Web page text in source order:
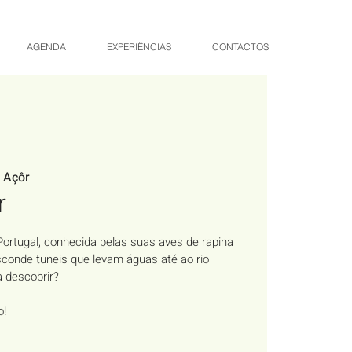
AGENDA EXPERIÊNCIAS CONTACTOS
Açôr
conhecida pelas suas aves de rapina
tuneis que levam águas até ao rio
descobrir?